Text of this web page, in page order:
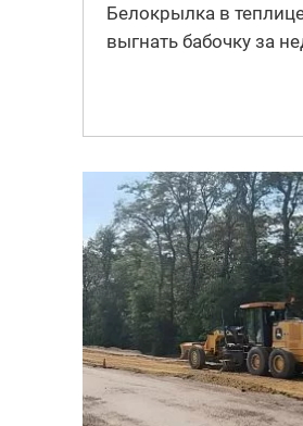
Белокрылка в
выгнать бабочку за